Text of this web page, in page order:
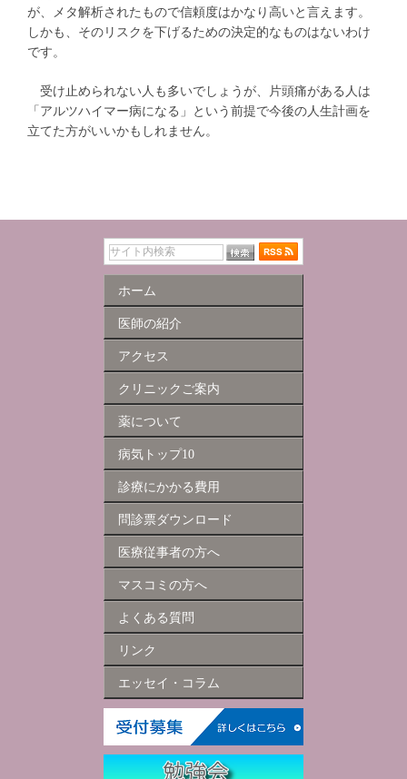
が、メタ解析されたもので信頼度はかなり高いと言えます。
しかも、そのリスクを下げるための決定的なものはないわけ
です。
受け止められない人も多いでしょうが、片頭痛がある人は
「アルツハイマー病になる」という前提で今後の人生計画を
立てた方がいいかもしれません。
ホーム
医師の紹介
アクセス
クリニックご案内
薬について
病気トップ10
診療にかかる費用
問診票ダウンロード
医療従事者の方へ
マスコミの方へ
よくある質問
リンク
エッセイ・コラム